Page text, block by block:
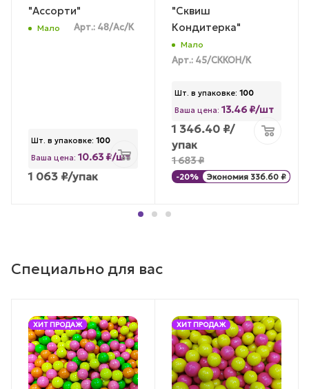
"Ассорти"
Мало Арт.: 48/Ас/К
Шт. в упаковке: 100
Ваша цена: 10.63 ₽/шт
1 063 ₽/упак
"Сквиш
Кондитерка"
Мало
Арт.: 45/СККОН/К
Шт. в упаковке: 100
Ваша цена: 13.46 ₽/шт
1 346.40 ₽/
упак
1 683₽
-20% Экономия 336.60 ₽
Специально для вас
ХИТ ПРОДАЖ ХИТ ПРОДАЖ